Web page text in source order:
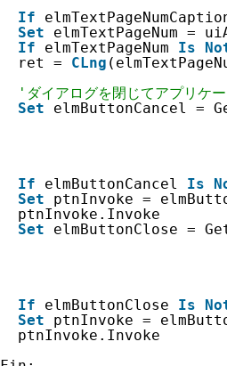
If
Set
elmTextPageNum =
If
elmTextPageNum Is
ret = CLng
'ダイアログを閉じてアプリケ
Set
elmButtonCancel =
If
elmButtonCancel Is
Set
ptnInvoke =
ptnInvoke.Invoke
Set
elmButtonClose =
If
elmButtonClose Is
Set
ptnInvoke =
ptnInvoke.Invoke